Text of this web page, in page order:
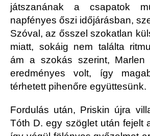
játszanának a csapatok
napfényes őszi időjárásban,
Szóval, az ősszel szokatlan
miatt, sokáig nem találta
ám a szokás szerint, Marlen
eredményes volt, így
térhetett pihenőre együttesünk.
Fordulás után, Priskin újra
Tóth D. egy szöglet után fejelt